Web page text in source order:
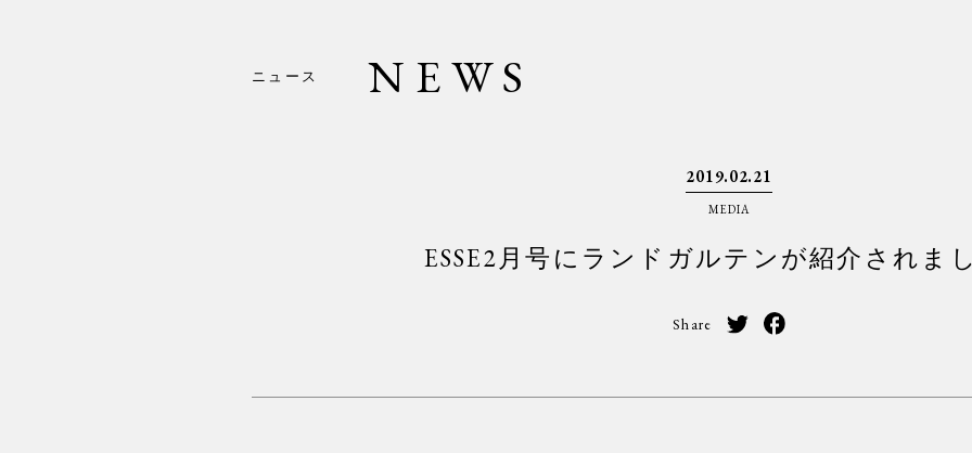
ニュース NEWS
2019.02.21
MEDIA
ESSE2月号にランドガルテンが紹介されま
Share